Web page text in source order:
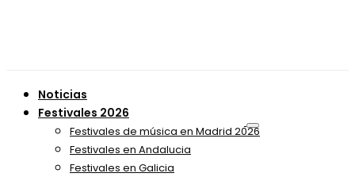
Noticias
Festivales 2026
Festivales de música en Madrid 2026
Festivales en Andalucia
Festivales en Galicia